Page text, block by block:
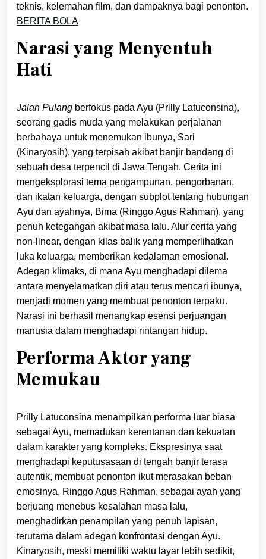
teknis, kelemahan film, dan dampaknya bagi penonton.
BERITA BOLA
Narasi yang Menyentuh
Hati
Jalan Pulang berfokus pada Ayu (Prilly Latuconsina),
seorang gadis muda yang melakukan perjalanan
berbahaya untuk menemukan ibunya, Sari
(Kinaryosih), yang terpisah akibat banjir bandang di
sebuah desa terpencil di Jawa Tengah. Cerita ini
mengeksplorasi tema pengampunan, pengorbanan,
dan ikatan keluarga, dengan subplot tentang hubungan
Ayu dan ayahnya, Bima (Ringgo Agus Rahman), yang
penuh ketegangan akibat masa lalu. Alur cerita yang
non-linear, dengan kilas balik yang memperlihatkan
luka keluarga, memberikan kedalaman emosional.
Adegan klimaks, di mana Ayu menghadapi dilema
antara menyelamatkan diri atau terus mencari ibunya,
menjadi momen yang membuat penonton terpaku.
Narasi ini berhasil menangkap esensi perjuangan
manusia dalam menghadapi rintangan hidup.
Performa Aktor yang
Memukau
Prilly Latuconsina menampilkan performa luar biasa
sebagai Ayu, memadukan kerentanan dan kekuatan
dalam karakter yang kompleks. Ekspresinya saat
menghadapi keputusasaan di tengah banjir terasa
autentik, membuat penonton ikut merasakan beban
emosinya. Ringgo Agus Rahman, sebagai ayah yang
berjuang menebus kesalahan masa lalu,
menghadirkan penampilan yang penuh lapisan,
terutama dalam adegan konfrontasi dengan Ayu.
Kinaryosih, meski memiliki waktu layar lebih sedikit,